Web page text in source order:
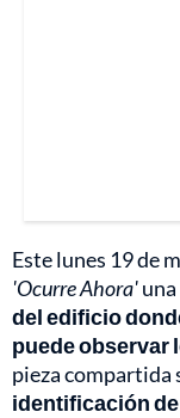
Este lunes 19 de
'Ocurre Ahora'una
del edificio
puede observar
pieza compartida
identificación